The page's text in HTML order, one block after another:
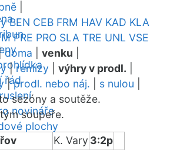
řád
novináře
plochy
BEN CEB FRM HAV KAD KLA
PRE PRO SLA TRE UNL VSE
doma venku
|remízy výhry v prodl.
|prodl. nebo náj. s nulou
sezóny a soutěže.
soupeře.
K. Vary 3:2p